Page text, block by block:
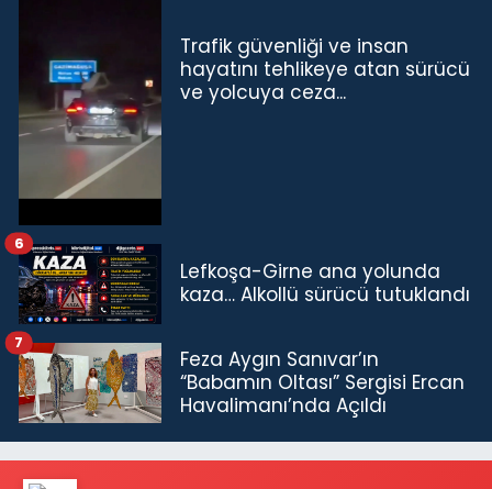
Trafik güvenliği ve insan
hayatını tehlikeye atan sürücü
ve yolcuya ceza...
Lefkoşa-Girne ana yolunda
kaza… Alkollü sürücü tutuklandı
6
Feza Aygın Sanıvar’ın
“Babamın Oltası” Sergisi Ercan
Havalimanı’nda Açıldı
7